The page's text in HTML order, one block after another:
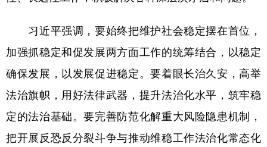
习近平强调，要始终把维护社会稳定摆在首位，
加强抓稳定和促发展两方面工作的统筹结合，以稳定
确保发展，以发展促进稳定。要着眼长治久安，高举
法治旗帜，用好法律武器，提升法治化水平，筑牢稳
定的法治基础。要完善防范化解重大风险隐患机制，
把开展反恐反分裂斗争与推动维稳工作法治化常态化